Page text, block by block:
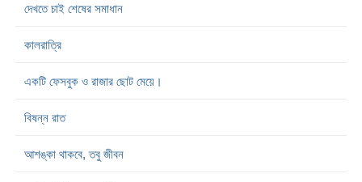
দেখতে চাই শেষের সমাধান
কালরাত্রি
একটি ফেসবুক ও রাজার ছোট মেয়ে।
বিষন্ন রাত
আশঙ্কা থাকবে, তবু জীবন